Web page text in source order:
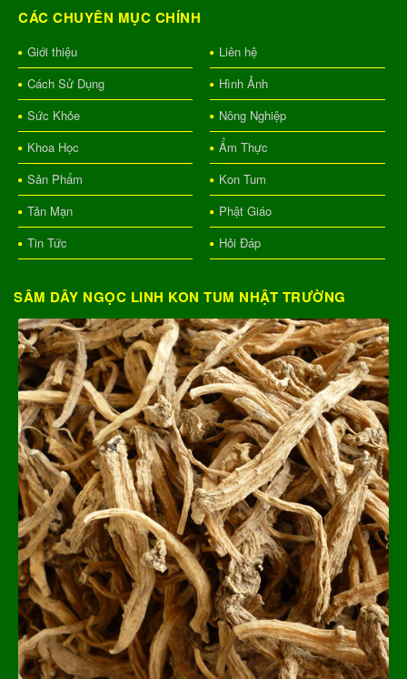
CÁC CHUYÊN MỤC CHÍNH
Giới thiệu
Liên hệ
Cách Sử Dụng
Hình Ảnh
Sức Khỏe
Nông Nghiệp
Khoa Học
Ẩm Thực
Sản Phẩm
Kon Tum
Tản Mạn
Phật Giáo
Tin Tức
Hỏi Đáp
SÂM DÂY NGỌC LINH KON TUM NHẬT TRƯỜNG